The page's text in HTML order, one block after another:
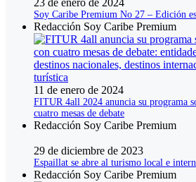
23 de enero de 2024
Soy Caribe Premium No 27 – Edición
Redacción Soy Caribe Premium
11 de enero de 2024
FITUR 4all 2024 anuncia su programa
cuatro mesas de debate
Redacción Soy Caribe Premium
29 de diciembre de 2023
Espaillat se abre al turismo local e
Redacción Soy Caribe Premium